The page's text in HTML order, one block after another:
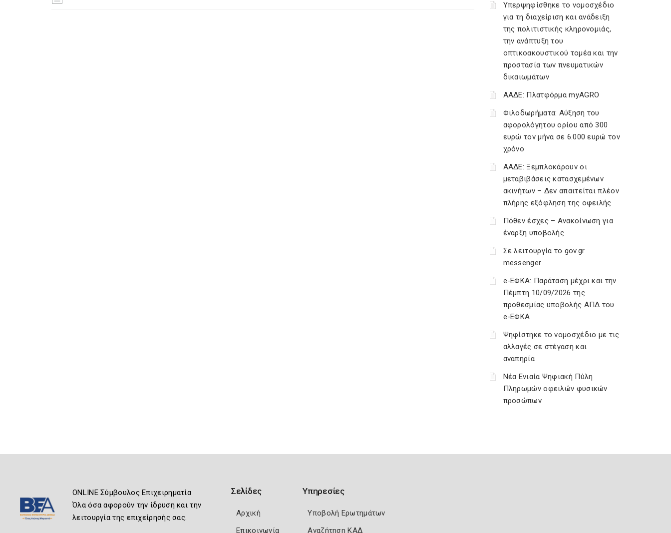
Υπερψηφίσθηκε το νομοσχέδιο
για τη διαχείριση και ανάδειξη
της πολιτιστικής κληρονομιάς,
την ανάπτυξη του
οπτικοακουστικού τομέα και την
προστασία των πνευματικών
δικαιωμάτων
ΑΑΔΕ: Πλατφόρμα myAGRO
Φιλοδωρήματα: Αύξηση του
αφορολόγητου ορίου από 300
ευρώ τον μήνα σε 6.000 ευρώ τον
χρόνο
ΑΑΔΕ: Ξεμπλοκάρουν οι
μεταβιβάσεις κατασχεμένων
ακινήτων – Δεν απαιτείται πλέον
πλήρης εξόφληση της οφειλής
Πόθεν έσχες – Ανακοίνωση για
έναρξη υποβολής
Σε λειτουργία το gov.gr
messenger
e-ΕΦΚΑ: Παράταση μέχρι και την
Πέμπτη 10/09/2026 της
προθεσμίας υποβολής ΑΠΔ του
e-ΕΦΚΑ
Ψηφίστηκε το νομοσχέδιο με τις
αλλαγές σε στέγαση και
αναπηρία
Νέα Ενιαία Ψηφιακή Πύλη
Πληρωμών οφειλών φυσικών
προσώπων
ONLINE Σύμβουλος Επιχειρηματία
Όλα όσα αφορούν την ίδρυση και την
λειτουργία της επιχείρησής σας.
Σελίδες
Αρχική
Επικοινωνία
Υπηρεσίες
Υποβολή Ερωτημάτων
Αναζήτηση ΚΑΔ